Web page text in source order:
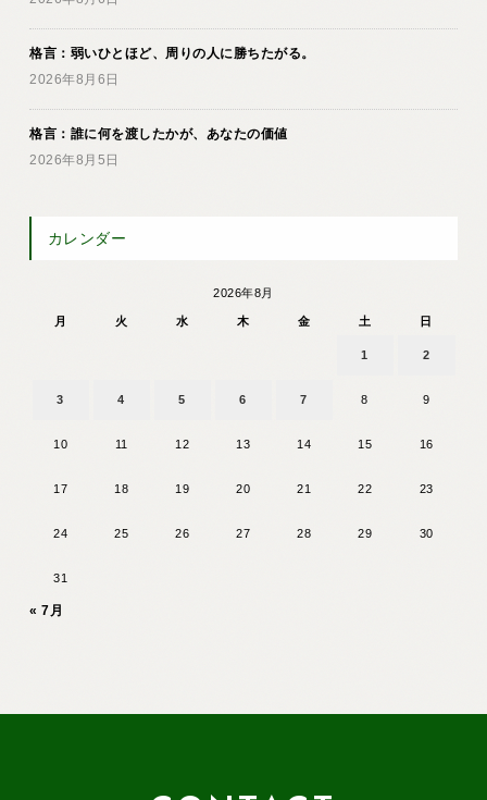
格言：弱いひとほど、周りの人に勝ちたがる。
2026年8月6日
格言：誰に何を渡したかが、あなたの価値
2026年8月5日
カレンダー
2026年8月
月 火 水 木 金 土 日
1 2
3 4 5 6 7 8 9
10 11 12 13 14 15 16
17 18 19 20 21 22 23
24 25 26 27 28 29 30
31
« 7月